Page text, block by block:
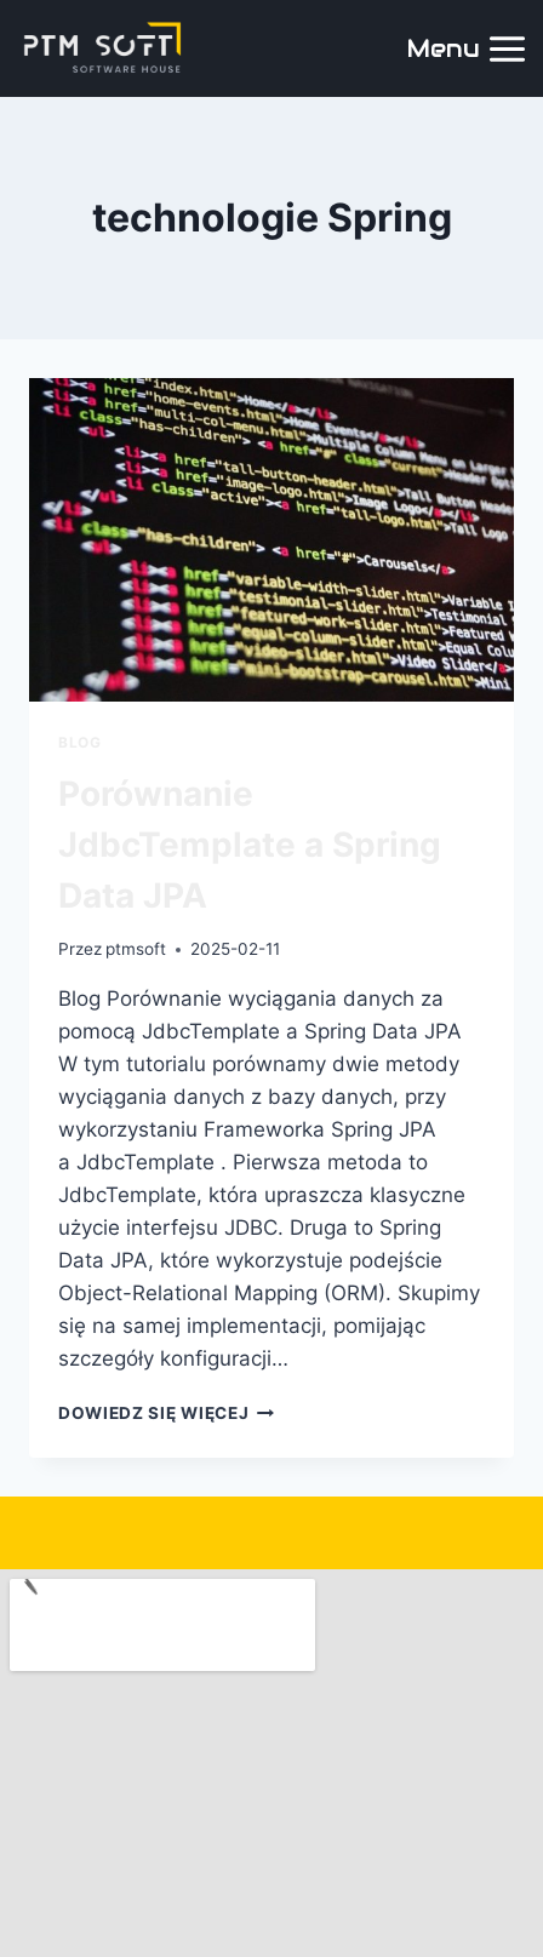
Menu
technologie Spring
Przez ptmsoft 2025-02-11
Blog Porównanie wyciągania danych za
pomocą JdbcTemplate a Spring Data JPA​
W tym tutorialu porównamy dwie metody
wyciągania danych z bazy danych, przy
wykorzystaniu Frameworka Spring JPA
a JdbcTemplate . Pierwsza metoda to
JdbcTemplate, która upraszcza klasyczne
użycie interfejsu JDBC. Druga to Spring
Data JPA, które wykorzystuje podejście
Object-Relational Mapping (ORM). Skupimy
się na samej implementacji, pomijając
szczegóły konfiguracji…
DOWIEDZ SIĘ WIĘCEJ